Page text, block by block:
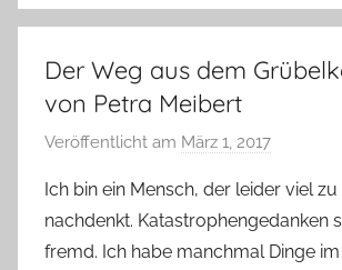
Der Weg aus dem
von Petra Meibert
Veröffentlicht am März 1, 2017
n
Y
v
Ich bin ein Mensch, der leider viel zu
nachdenkt. Katastrophengedanken
fremd. Ich habe manchmal Dinge